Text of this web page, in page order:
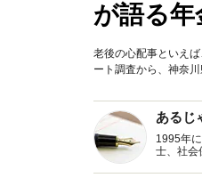
が語る年
老後の心配事といえ
ート調査から、神奈
あるじ
1995年
士、社会